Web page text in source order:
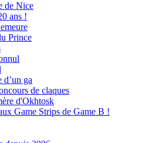
de Nice
ans !
Prince
d’un ga
de claques
d'Okhtosk
Game Strips de Game B !